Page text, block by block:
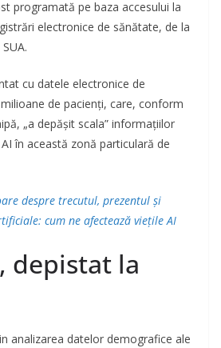
programată pe baza accesului la
electronice de sănătate, de la
cu datele electronice de
de pacienți, care, conform
„a depășit scala” informațiilor
în această zonă particulară de
despre trecutul, prezentul și
cum ne afectează viețile AI
depistat la
analizarea datelor demografice ale